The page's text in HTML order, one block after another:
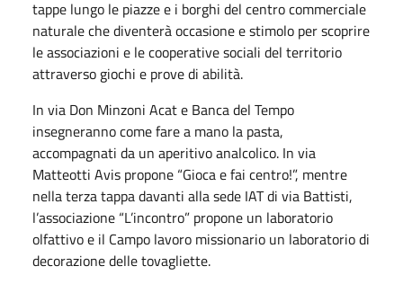
tappe lungo le piazze e i borghi del centro commerciale
naturale che diventerà occasione e stimolo per scoprire
le associazioni e le cooperative sociali del territorio
attraverso giochi e prove di abilità.
In via Don Minzoni Acat e Banca del Tempo
insegneranno come fare a mano la pasta,
accompagnati da un aperitivo analcolico. In via
Matteotti Avis propone “Gioca e fai centro!”, mentre
nella terza tappa davanti alla sede IAT di via Battisti,
l’associazione “L’incontro” propone un laboratorio
olfattivo e il Campo lavoro missionario un laboratorio di
decorazione delle tovagliette.